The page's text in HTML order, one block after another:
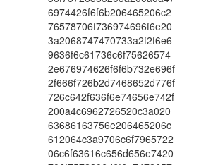
6974426f6f6b206465206c2
76578706f736974696f6e20
3a2068747470733a2f2f6e6
9636f6c61736c6f75626574
2e676974626f6f6b732e696f
2f666f726b2d7468652d776f
726c642f636f6e74656e742f
200a4c6962726520c3a020
63686163756e206465206c
612064c3a9706c6f7965722
06c6f63616c656d656e7420